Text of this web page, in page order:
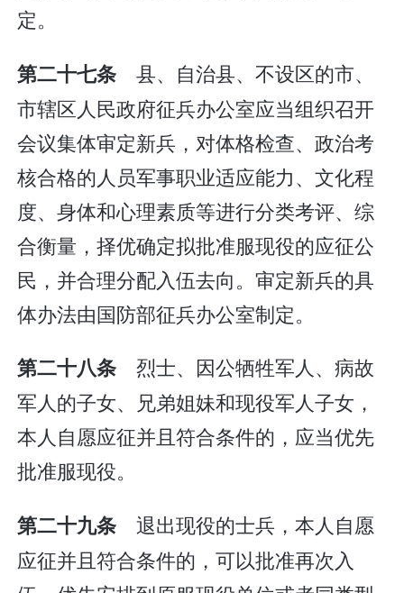
定。
第二十七条 县、自治县、不设区的市、
市辖区人民政府征兵办公室应当组织召开
会议集体审定新兵，对体格检查、政治考
核合格的人员军事职业适应能力、文化程
度、身体和心理素质等进行分类考评、综
合衡量，择优确定拟批准服现役的应征公
民，并合理分配入伍去向。审定新兵的具
体办法由国防部征兵办公室制定。
第二十八条 烈士、因公牺牲军人、病故
军人的子女、兄弟姐妹和现役军人子女，
本人自愿应征并且符合条件的，应当优先
批准服现役。
第二十九条 退出现役的士兵，本人自愿
应征并且符合条件的，可以批准再次入